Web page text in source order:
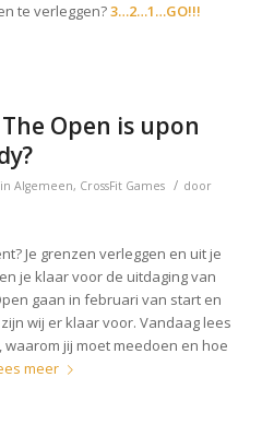
te verleggen?3…2…1…GO!!!
Open is upon
in Algemeen, CrossFit Games / door
Je grenzen verleggen en uit je
je klaar voor de uitdaging van
gaan in februari van start en
wij er klaar voor. Vandaag lees
jij moet meedoen en hoe
meer